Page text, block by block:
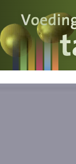
Wat is wat?